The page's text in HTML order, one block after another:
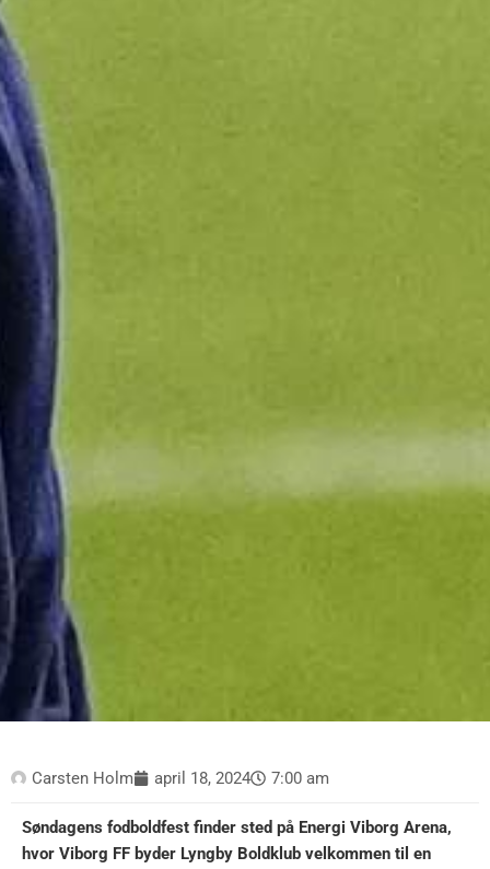
Carsten Holm april 18, 2024 7:00 am
Søndagens fodboldfest finder sted på Energi Viborg Arena,
hvor Viborg FF byder Lyngby Boldklub velkommen til en